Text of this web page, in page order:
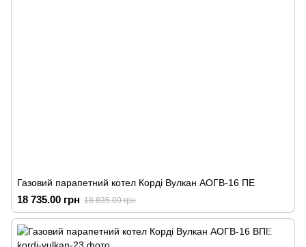
Газовий парапетний котел Корді Вулкан АОГВ-16 ПЕ
18 735.00 грн 18 835.00 грн